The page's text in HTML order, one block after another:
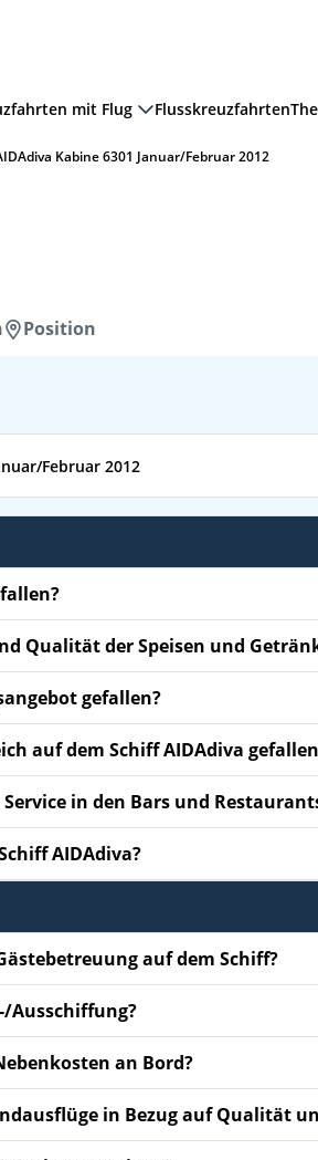
mit Flug Flusskreuzfahrten
Kabine 6301 Januar/Februar 2012
Position
Februar 2012
Qualität der Speisen und
gefallen?
auf dem Schiff AIDAdiva
in den Bars und
AIDAdiva?
auf dem Schiff?
Ausschiffung?
an Bord?
in Bezug auf Qualität